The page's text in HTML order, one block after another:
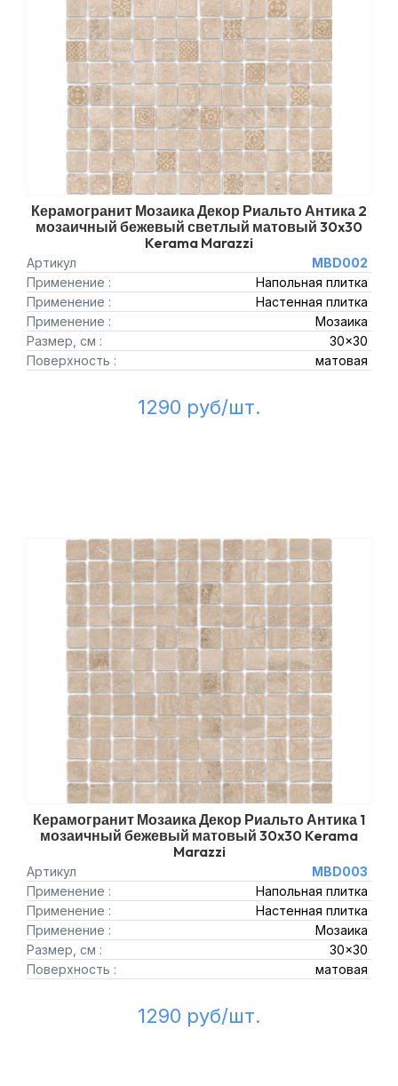
Керамогранит Мозаика Декор Риальто Антика 2
мозаичный бежевый светлый матовый 30x30
Kerama Marazzi
Артикул
MBD002
Применение :
Напольная плитка
Применение :
Настенная плитка
Применение :
Мозаика
Размер, см :
30x30
Поверхность :
матовая
1290 руб/шт.
Керамогранит Мозаика Декор Риальто Антика 1
мозаичный бежевый матовый 30x30 Kerama
Marazzi
Артикул
MBD003
Применение :
Напольная плитка
Применение :
Настенная плитка
Применение :
Мозаика
Размер, см :
30x30
Поверхность :
матовая
1290 руб/шт.